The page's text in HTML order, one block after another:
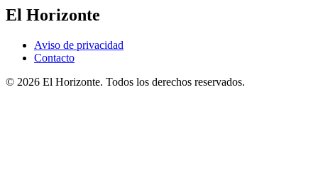
El Horizonte
Aviso de privacidad
Contacto
© 2026 El Horizonte. Todos los derechos reservados.